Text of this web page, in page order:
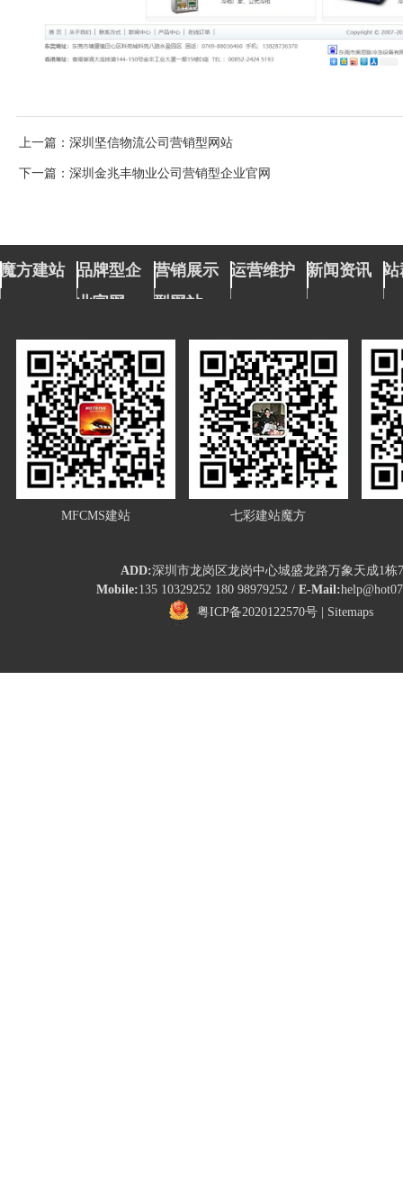
上一篇：深圳坚信物流公司营销型网站
下一篇：深圳金兆丰物业公司营销型企业官网
魔方建站
品牌型企
业官网
营销展示
型网站
运营维护 新闻资讯
MFCMS建站 七彩建站魔方
ADD:深圳市龙岗区龙岗中心城盛龙路万象天成1栋
Mobile:135 10329252 180 98979252 / E-Mail:
粤ICP备2020122570号| Sitemaps